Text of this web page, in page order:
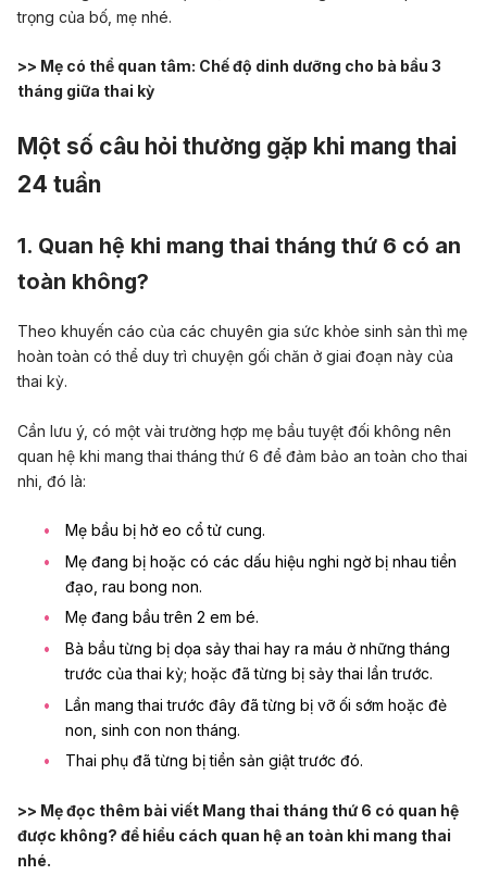
trọng của bố, mẹ nhé.
>> Mẹ có thể quan tâm: Chế độ dinh dưỡng cho bà bầu 3
tháng giữa thai kỳ
Một số câu hỏi thường gặp khi mang thai
24 tuần
1. Quan hệ khi mang thai tháng thứ 6 có an
toàn không?
Theo khuyến cáo của các chuyên gia sức khỏe sinh sản thì mẹ
hoàn toàn có thể duy trì chuyện gối chăn ở giai đoạn này của
thai kỳ.
Cần lưu ý, có một vài trường hợp mẹ bầu tuyệt đối không nên
quan hệ khi mang thai tháng thứ 6 để đảm bảo an toàn cho thai
nhi, đó là:
Mẹ bầu bị hở eo cổ tử cung.
Mẹ đang bị hoặc có các dấu hiệu nghi ngờ bị nhau tiền
đạo, rau bong non.
Mẹ đang bầu trên 2 em bé.
Bà bầu từng bị dọa sảy thai hay ra máu ở những tháng
trước của thai kỳ; hoặc đã từng bị sảy thai lần trước.
Lần mang thai trước đây đã từng bị vỡ ối sớm hoặc đẻ
non, sinh con non tháng.
Thai phụ đã từng bị tiền sản giật trước đó.
>> Mẹ đọc thêm bài viết Mang thai tháng thứ 6 có quan hệ
được không? để hiểu cách quan hệ an toàn khi mang thai
nhé.